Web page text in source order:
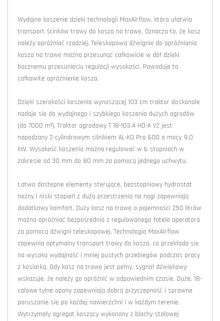
Wydajne koszenie dzięki technologii MaxAirflow, która ułatwia
transport ścinków trawy do kosza na trawę. Oznacza to, że kosz
należy opróżniać rzadziej. Teleskopową dźwignię do opróżniania
kosza na trawę można przesunąć całkowicie w dół dzięki
bocznemu przesunięciu regulacji wysokości. Powoduje to
całkowite opróżnienie kosza.
Dzięki szerokości koszenia wynoszącej 103 cm traktor doskonale
nadaje się do wydajnego i szybkiego koszenia dużych ogrodów
(do 7000 m²). Traktor ogrodowy T 18-103.4 HD-A V2 jest
napędzany 2-cylindrowym silnikiem AL-KO Pro 600 o mocy 9,0
kW. Wysokość koszenia można regulować w 6 stopniach w
zakresie od 30 mm do 80 mm za pomocą jednego uchwytu.
Łatwo dostępne elementy sterujące, bezstopniowy hydrostat
nożny i niski stopień z dużą przestrzenią na nogi zapewniają
dodatkowy komfort. Duży kosz na trawę o pojemności 250 litrów
można opróżniać bezpośrednio z regulowanego fotela operatora
za pomocą dźwigni teleskopowej. Technologia MaxAirflow
zapewnia optymalny transport trawy do kosza, co przekłada się
na wysoką wydajność i mniej pustych przebiegów podczas pracy
z kosiarką. Gdy kosz na trawę jest pełny, sygnał dźwiękowy
wskazuje, że należy go opróżnić w odpowiednim czasie. Duże, 18-
calowe tylne opony zapewniają dobrą przyczepność i sprawne
poruszanie się po każdej nawierzchni i w każdym terenie.
Wytrzymały agregat koszący wykonany z blachy stalowej